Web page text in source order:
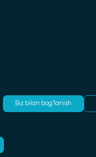
Biz bilan bog‘lanish